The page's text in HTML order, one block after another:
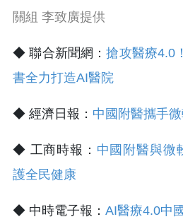
關組 李致廣提供
◆ 聯合新聞網：搶攻醫療4.0
書全力打造AI醫院
◆ 經濟日報： 中國附醫攜手
◆ 工商時報： 中國附醫與微
護全民健康
◆ 中時電子報： AI醫療4.0中